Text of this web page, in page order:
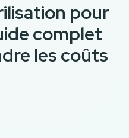
pour
complet
les coûts